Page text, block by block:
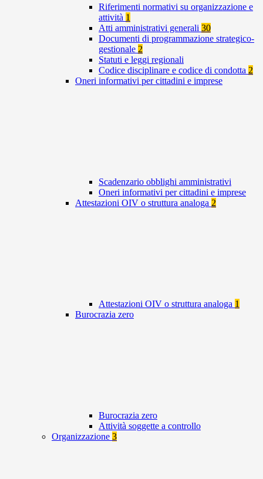
Riferimenti normativi su organizzazione e
attività 1
Atti amministrativi generali 30
Documenti di programmazione strategico-
gestionale 2
Statuti e leggi regionali
Codice disciplinare e codice di condotta 2
Oneri informativi per cittadini e imprese
Scadenzario obblighi amministrativi
Oneri informativi per cittadini e imprese
Attestazioni OIV o struttura analoga 2
Attestazioni OIV o struttura analoga 1
Burocrazia zero
Burocrazia zero
Attività soggette a controllo
Organizzazione 3